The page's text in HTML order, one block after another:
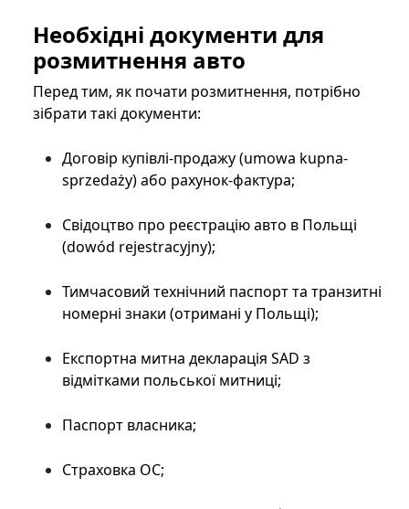
Необхідні документи для
розмитнення авто
Перед тим, як почати розмитнення, потрібно
зібрати такі документи:
Договір купівлі-продажу (umowa kupna-
sprzedaży) або рахунок-фактура;
Свідоцтво про реєстрацію авто в Польщі
(dowód rejestracyjny);
Тимчасовий технічний паспорт та транзитні
номерні знаки (отримані у Польщі);
Експортна митна декларація SAD з
відмітками польської митниці;
Паспорт власника;
Страховка ОС;